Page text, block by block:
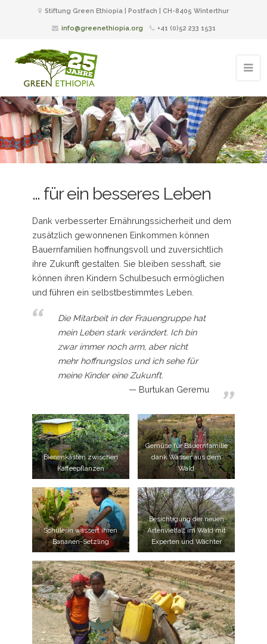
Stiftung Green Ethiopia | Postfach | CH-8405 Winterthur
info@greenethiopia.org +41 (0)52 233 1531
… für ein besseres Leben
Dank verbesserter Ernährungssicherheit und dem
zusätzlich gewonnenen Einkommen können
Bauernfamilien hoffnungsvoll und zuversichtlich
ihre Zukunft gestalten. Sie bleiben sesshaft, sie
können ihren Kindern Schulbesuch ermöglichen
und führen ein selbstbestimmtes Leben.
Die Mitarbeit in der Frauengruppe hat
mein Leben stark verändert. Ich bin
zwar immer noch arm, aber nicht
mehr hoffnungslos und ich sehe für
meine Kinder eine Zukunft.
Burtukan Geremu
Bienenkästen zwischen
Kaffeepflanzen
Gemüse für Bauernfamilie
dank Wasser aus dem
Wald
Schülerin wässert ihren
Bananen-Setzling
Besichtigung der neuen
Artenvielfalt im Wald mit
Experten und Wächter